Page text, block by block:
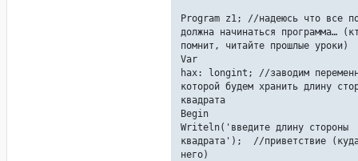
Program z1; //надеюсь что все
должна начинаться программа…
помнит, читайте прошлые уроки)
Var
hax: longint; //заводим
которой будем хранить длину
квадрата
Begin
Writeln('введите длину стороны
квадрата'); //приветствие
него)